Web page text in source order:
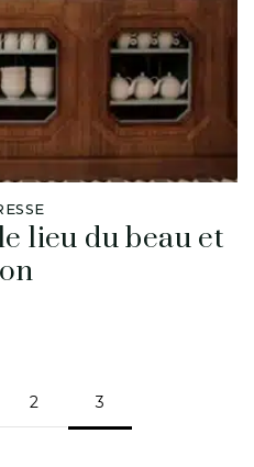
lieu du beau et
2 3